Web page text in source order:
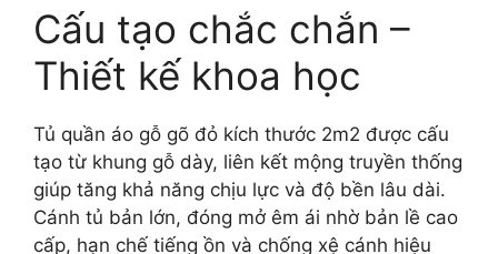
Cấu tạo chắc chắn –
Thiết kế khoa học
Tủ quần áo gỗ gõ đỏ kích thước 2m2 được cấu
tạo từ khung gỗ dày, liên kết mộng truyền thống
giúp tăng khả năng chịu lực và độ bền lâu dài.
Cánh tủ bản lớn, đóng mở êm ái nhờ bản lề cao
cấp, hạn chế tiếng ồn và chống xệ cánh hiệu